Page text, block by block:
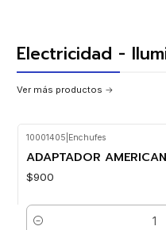
Electricidad -
Ver más productos
10001405 Enchufes
ADAPTADOR
$900